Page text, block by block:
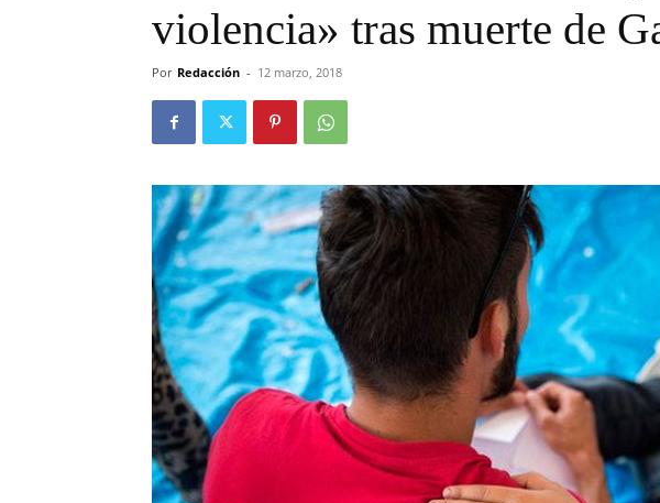
violencia» tras muerte de
Por Redacción - 12 marzo, 2018